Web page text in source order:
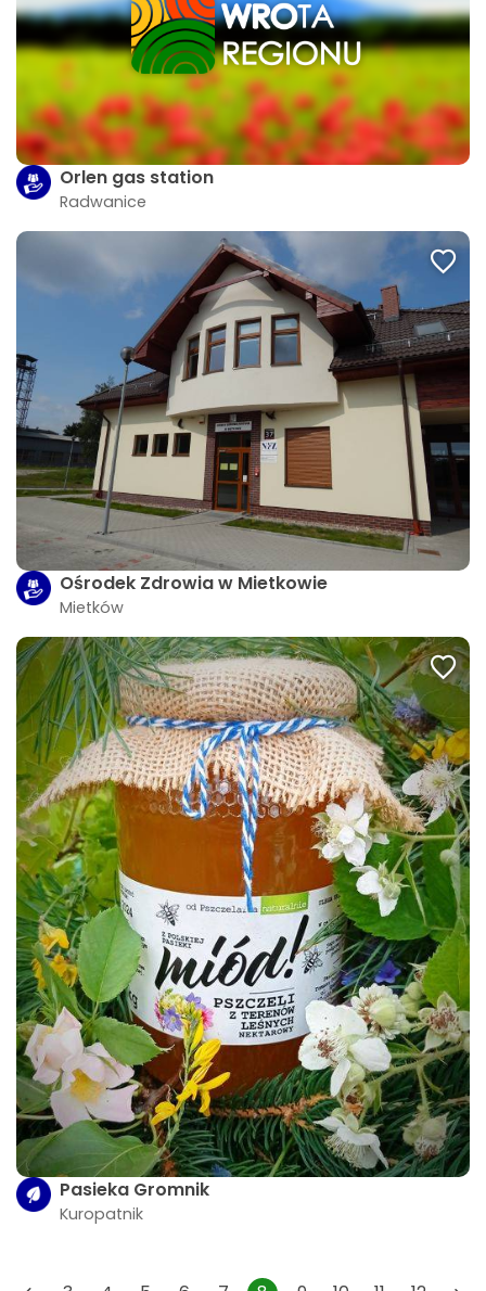
Orlen gas station
Radwanice
Ośrodek Zdrowia w Mietkowie
Mietków
Pasieka Gromnik
Kuropatnik